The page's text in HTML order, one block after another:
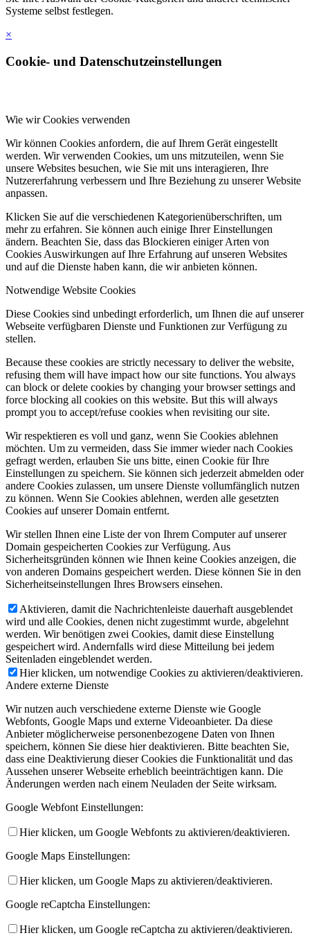
Systeme selbst festlegen.
×
Cookie- und Datenschutzeinstellungen
Wie wir Cookies verwenden
Wir können Cookies anfordern, die auf Ihrem Gerät eingestellt
werden. Wir verwenden Cookies, um uns mitzuteilen, wenn Sie
unsere Websites besuchen, wie Sie mit uns interagieren, Ihre
Nutzererfahrung verbessern und Ihre Beziehung zu unserer Website
anpassen.
Klicken Sie auf die verschiedenen Kategorienüberschriften, um
mehr zu erfahren. Sie können auch einige Ihrer Einstellungen
ändern. Beachten Sie, dass das Blockieren einiger Arten von
Cookies Auswirkungen auf Ihre Erfahrung auf unseren Websites
und auf die Dienste haben kann, die wir anbieten können.
Notwendige Website Cookies
Diese Cookies sind unbedingt erforderlich, um Ihnen die auf unserer
Webseite verfügbaren Dienste und Funktionen zur Verfügung zu
stellen.
Because these cookies are strictly necessary to deliver the website,
refusing them will have impact how our site functions. You always
can block or delete cookies by changing your browser settings and
force blocking all cookies on this website. But this will always
prompt you to accept/refuse cookies when revisiting our site.
Wir respektieren es voll und ganz, wenn Sie Cookies ablehnen
möchten. Um zu vermeiden, dass Sie immer wieder nach Cookies
gefragt werden, erlauben Sie uns bitte, einen Cookie für Ihre
Einstellungen zu speichern. Sie können sich jederzeit abmelden oder
andere Cookies zulassen, um unsere Dienste vollumfänglich nutzen
zu können. Wenn Sie Cookies ablehnen, werden alle gesetzten
Cookies auf unserer Domain entfernt.
Wir stellen Ihnen eine Liste der von Ihrem Computer auf unserer
Domain gespeicherten Cookies zur Verfügung. Aus
Sicherheitsgründen können wie Ihnen keine Cookies anzeigen, die
von anderen Domains gespeichert werden. Diese können Sie in den
Sicherheitseinstellungen Ihres Browsers einsehen.
Aktivieren, damit die Nachrichtenleiste dauerhaft ausgeblendet
wird und alle Cookies, denen nicht zugestimmt wurde, abgelehnt
werden. Wir benötigen zwei Cookies, damit diese Einstellung
gespeichert wird. Andernfalls wird diese Mitteilung bei jedem
Seitenladen eingeblendet werden.
Hier klicken, um notwendige Cookies zu aktivieren/deaktivieren.
Andere externe Dienste
Wir nutzen auch verschiedene externe Dienste wie Google
Webfonts, Google Maps und externe Videoanbieter. Da diese
Anbieter möglicherweise personenbezogene Daten von Ihnen
speichern, können Sie diese hier deaktivieren. Bitte beachten Sie,
dass eine Deaktivierung dieser Cookies die Funktionalität und das
Aussehen unserer Webseite erheblich beeinträchtigen kann. Die
Änderungen werden nach einem Neuladen der Seite wirksam.
Google Webfont Einstellungen:
Hier klicken, um Google Webfonts zu aktivieren/deaktivieren.
Google Maps Einstellungen:
Hier klicken, um Google Maps zu aktivieren/deaktivieren.
Google reCaptcha Einstellungen:
Hier klicken, um Google reCaptcha zu aktivieren/deaktivieren.